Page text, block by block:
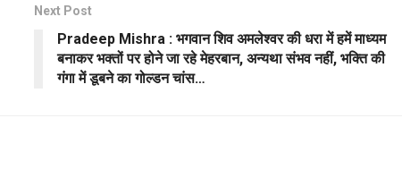
Next Post
Pradeep Mishra : भगवान शिव अमलेश्वर की धरा में हमें माध्यम
बनाकर भक्तों पर होने जा रहे मेहरबान, अन्यथा संभव नहीं, भक्ति की
गंगा में डूबने का गोल्डन चांस…